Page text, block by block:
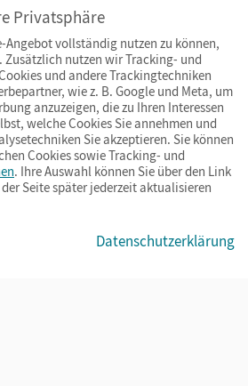
BarrierefreiheitCookies & Co.
Privatsphäre
Angebot vollständig nutzen zu können,
Zusätzlich nutzen wir Tracking- und
und andere Trackingtechniken
wie z. B. Google und Meta, um
anzuzeigen, die zu Ihren Interessen
welche Cookies Sie annehmen und
Sie akzeptieren. Sie können
Cookies sowie Tracking- und
. Ihre Auswahl können Sie über den Link
der Seite später jederzeit aktualisieren
Datenschutzerklärung